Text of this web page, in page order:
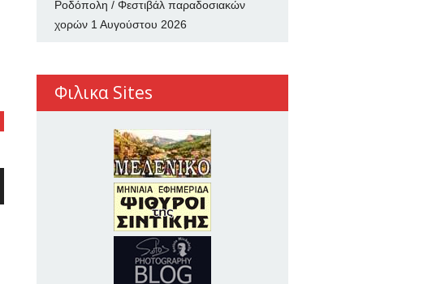
Ροδόπολη / Φεστιβάλ παραδοσιακών
χορών 1 Αυγούστου 2026
Φιλικα Sites